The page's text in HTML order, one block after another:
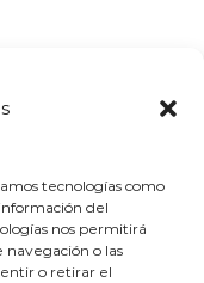
tecnologías como
del
nos permitirá
o las
o retirar el